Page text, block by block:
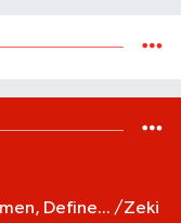
Define... /Zeki